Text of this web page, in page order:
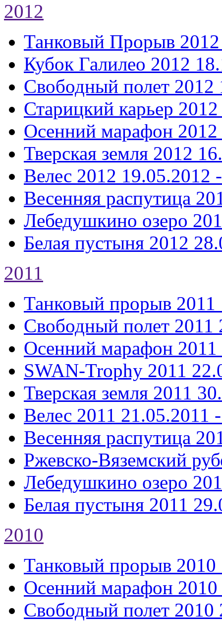
2012
Танковый Прорыв 2012
Кубок Галилео 2012
Свободный полет 2012
Старицкий карьер 2012
Осенний марафон 2012
Тверская земля 2012
Велес 2012 19.05.2012
Весенняя распутица
Лебедушкино озеро
Белая пустыня 2012
2011
Танковый прорыв 2011
Свободный полет 2011
Осенний марафон 2011
SWAN-Trophy 2011
Тверская земля 2011
Велес 2011 21.05.2011
Весенняя распутица
Ржевско-Вяземский
Лебедушкино озеро
Белая пустыня 2011
2010
Танковый прорыв 2010
Осенний марафон 2010
Свободный полет 2010